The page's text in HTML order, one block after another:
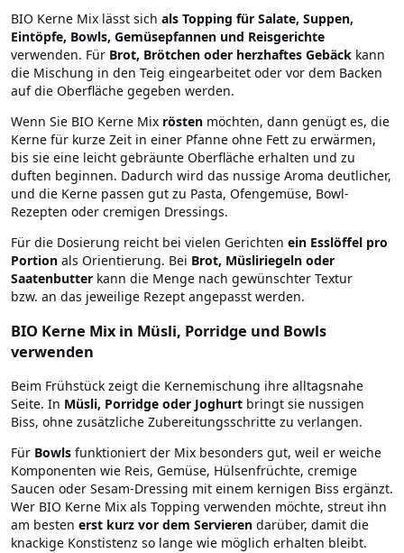
BIO Kerne Mix lässt sich als Topping für Salate, Suppen,
Eintöpfe, Bowls, Gemüsepfannen und Reisgerichte
verwenden. Für Brot, Brötchen oder herzhaftes Gebäck kann
die Mischung in den Teig eingearbeitet oder vor dem Backen
auf die Oberfläche gegeben werden.
Wenn Sie BIO Kerne Mix rösten möchten, dann genügt es, die
Kerne für kurze Zeit in einer Pfanne ohne Fett zu erwärmen,
bis sie eine leicht gebräunte Oberfläche erhalten und zu
duften beginnen. Dadurch wird das nussige Aroma deutlicher,
und die Kerne passen gut zu Pasta, Ofengemüse, Bowl-
Rezepten oder cremigen Dressings.
Für die Dosierung reicht bei vielen Gerichten ein Esslöffel pro
Portion als Orientierung. Bei Brot, Müsliriegeln oder
Saatenbutter kann die Menge nach gewünschter Textur
bzw. an das jeweilige Rezept angepasst werden.
BIO Kerne Mix in Müsli, Porridge und Bowls
verwenden
Beim Frühstück zeigt die Kernemischung ihre alltagsnahe
Seite. In Müsli, Porridge oder Joghurt bringt sie nussigen
Biss, ohne zusätzliche Zubereitungsschritte zu verlangen.
Für Bowls funktioniert der Mix besonders gut, weil er weiche
Komponenten wie Reis, Gemüse, Hülsenfrüchte, cremige
Saucen oder Sesam-Dressing mit einem kernigen Biss ergänzt.
Wer BIO Kerne Mix als Topping verwenden möchte, streut ihn
am besten erst kurz vor dem Servieren darüber, damit die
knackige Konstistenz so lange wie möglich erhalten bleibt.